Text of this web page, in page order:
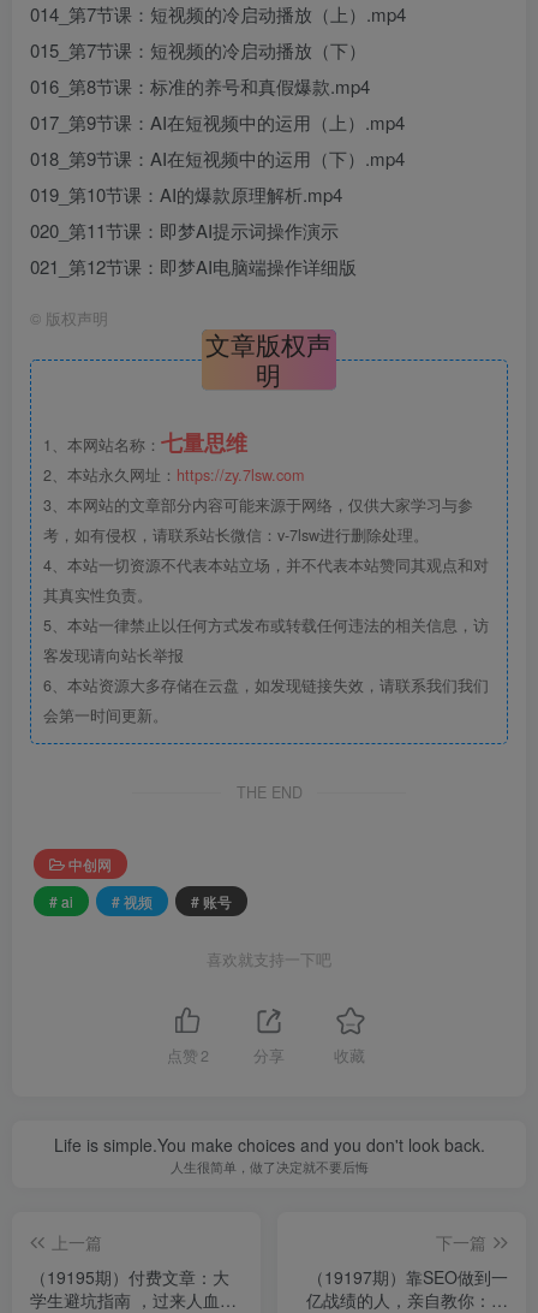
014_第7节课：短视频的冷启动播放（上）.mp4
015_第7节课：短视频的冷启动播放（下）
016_第8节课：标准的养号和真假爆款.mp4
017_第9节课：AI在短视频中的运用（上）.mp4
018_第9节课：AI在短视频中的运用（下）.mp4
019_第10节课：AI的爆款原理解析.mp4
020_第11节课：即梦AI提示词操作演示
021_第12节课：即梦AI电脑端操作详细版
© 版权声明
文章版权声
明
1、本网站名称： 七量思维
2、本站永久网址： https://zy.7lsw.com
3、本网站的文章部分内容可能来源于网络，仅供大家学习与参
考，如有侵权，请联系站长微信：v-7lsw进行删除处理。
4、本站一切资源不代表本站立场，并不代表本站赞同其观点和对
其真实性负责。
5、本站一律禁止以任何方式发布或转载任何违法的相关信息，访
客发现请向站长举报
6、本站资源大多存储在云盘，如发现链接失效，请联系我们我们
会第一时间更新。
THE END
中创网
# ai
# 视频 # 账号
喜欢就支持一下吧
点赞 2 分享 收藏
Life is simple.You make choices and you don't look back.
人生很简单，做了决定就不要后悔
上一篇
（19195期）付费文章：大
学生避坑指南 ，过来人血泪
下一篇
（19197期）靠SEO做到一
亿战绩的人，亲自教你：什